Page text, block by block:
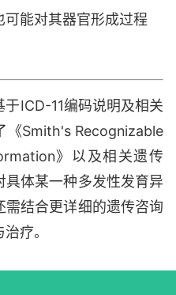
能对其器官形成过程
于ICD-11编码说明及相关
《Smith's Recognizable
》以及相关遗传
体某一种多发性发育异
结合更详细的遗传咨询
疗。